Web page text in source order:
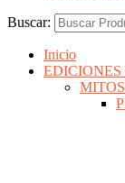
Buscar:
Inicio
EDICIONES